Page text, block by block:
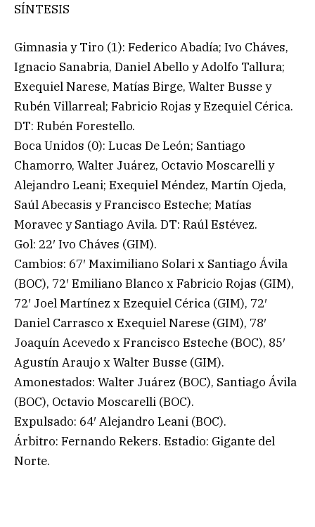
SÍNTESIS
Gimnasia y Tiro (1): Federico Abadía; Ivo Cháves,
Ignacio Sanabria, Daniel Abello y Adolfo Tallura;
Exequiel Narese, Matías Birge, Walter Busse y
Rubén Villarreal; Fabricio Rojas y Ezequiel Cérica.
DT: Rubén Forestello.
Boca Unidos (0): Lucas De León; Santiago
Chamorro, Walter Juárez, Octavio Moscarelli y
Alejandro Leani; Exequiel Méndez, Martín Ojeda,
Saúl Abecasis y Francisco Esteche; Matías
Moravec y Santiago Avila. DT: Raúl Estévez.
Gol: 22′ Ivo Cháves (GIM).
Cambios: 67′ Maximiliano Solari x Santiago Ávila
(BOC), 72′ Emiliano Blanco x Fabricio Rojas (GIM),
72′ Joel Martínez x Ezequiel Cérica (GIM), 72′
Daniel Carrasco x Exequiel Narese (GIM), 78′
Joaquín Acevedo x Francisco Esteche (BOC), 85′
Agustín Araujo x Walter Busse (GIM).
Amonestados: Walter Juárez (BOC), Santiago Ávila
(BOC), Octavio Moscarelli (BOC).
Expulsado: 64′ Alejandro Leani (BOC).
Árbitro: Fernando Rekers. Estadio: Gigante del
Norte.